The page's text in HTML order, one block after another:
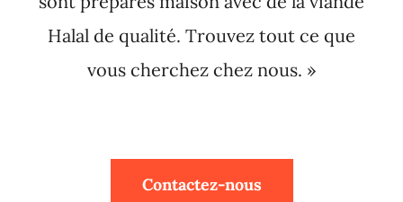
Halal de qualité. Trouvez tout ce que
vous cherchez chez nous. »
Contactez-nous